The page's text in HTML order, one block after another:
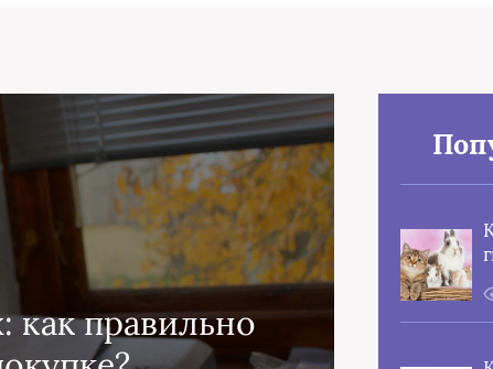
как правильно